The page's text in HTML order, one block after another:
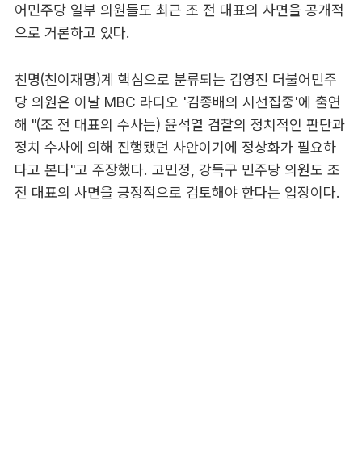
어민주당 일부 의원들도 최근 조 전 대표의 사면을 공개적
으로 거론하고 있다.
친명(친이재명)계 핵심으로 분류되는 김영진 더불어민주
당 의원은 이날 MBC 라디오 '김종배의 시선집중'에 출연
해 "(조 전 대표의 수사는) 윤석열 검찰의 정치적인 판단과
정치 수사에 의해 진행됐던 사안이기에 정상화가 필요하
다고 본다"고 주장했다. 고민정, 강득구 민주당 의원도 조
전 대표의 사면을 긍정적으로 검토해야 한다는 입장이다.